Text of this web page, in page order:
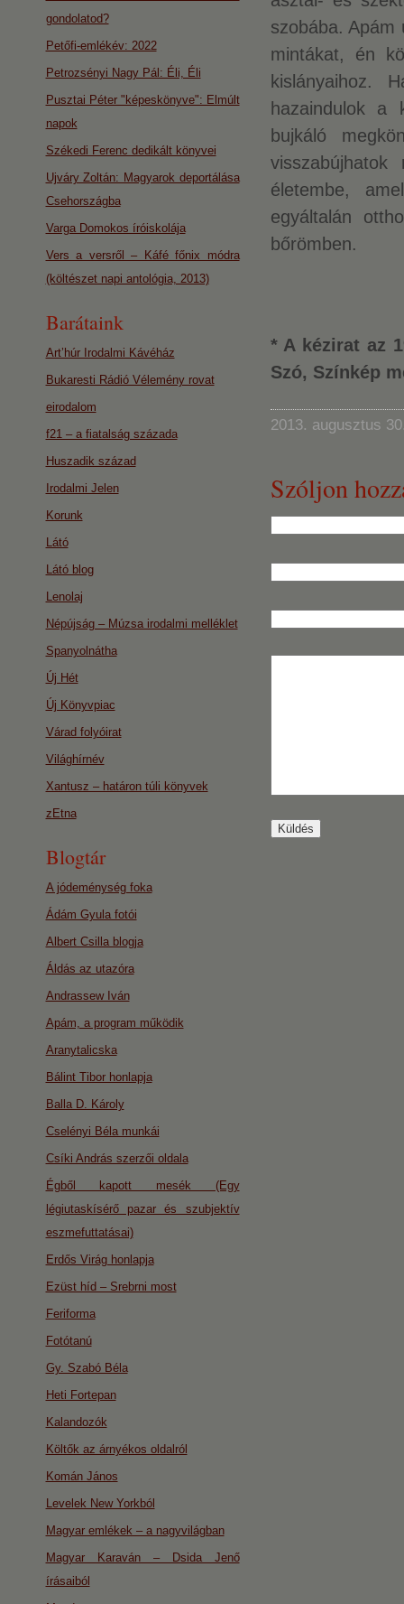
szobába. Apám
mintákat, én
kislányaihoz.
hazaindulok a
bujkáló
életembe,
egyáltalán
bőrömben.
* A kézirat az
Szó, Színkép
2013. augusztus
Szóljon
gondolatod?
Petőfi-emlékév: 2022
Petrozsényi Nagy Pál: Éli, Éli
Pusztai Péter "képeskönyve": Elmúlt
napok
Székedi Ferenc dedikált könyvei
Ujváry Zoltán: Magyarok deportálása
Csehországba
Varga Domokos íróiskolája
Vers a versről – Káfé főnix módra
(költészet napi antológia, 2013)
Barátaink
Art’húr Irodalmi Kávéház
Bukaresti Rádió Vélemény rovat
eirodalom
f21 – a fiatalság százada
Huszadik század
Irodalmi Jelen
Korunk
Látó
Látó blog
Lenolaj
Népújság – Múzsa irodalmi melléklet
Spanyolnátha
Új Hét
Új Könyvpiac
Várad folyóirat
Világhírnév
Xantusz – határon túli könyvek
zEtna
Blogtár
A jódeménység foka
Ádám Gyula fotói
Albert Csilla blogja
Áldás az utazóra
Andrassew Iván
Apám, a program működik
Aranytalicska
Bálint Tibor honlapja
Balla D. Károly
Cselényi Béla munkái
Csíki András szerzői oldala
Égből kapott mesék (Egy
légiutaskísérő pazar és szubjektív
eszmefuttatásai)
Erdős Virág honlapja
Ezüst híd – Srebrni most
Feriforma
Fotótanú
Gy. Szabó Béla
Heti Fortepan
Kalandozók
Költők az árnyékos oldalról
Komán János
Levelek New Yorkból
Magyar emlékek – a nagyvilágban
Magyar Karaván – Dsida Jenő
írásaiból